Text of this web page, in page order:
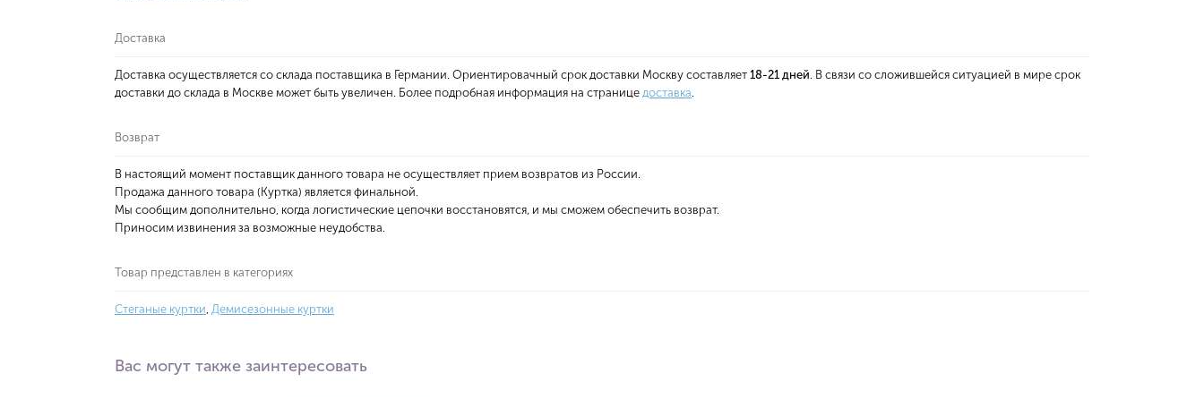
Доставка
Доставка осуществляется со склада поставщика в Германии. Ориентировачный срок доставки Москву составляет 18-21 дней. В связи со сложившейся ситуацией в мире срок
доставки до склада в Москве может быть увеличен. Более подробная информация на странице доставка.
Возврат
В настоящий момент поставщик данного товара не осуществляет прием возвратов из России.
Продажа данного товара (Куртка) является финальной.
Мы сообщим дополнительно, когда логистические цепочки восстановятся, и мы сможем обеспечить возврат.
Приносим извинения за возможные неудобства.
Товар представлен в категориях
Стеганые куртки, Демисезонные куртки
Вас могут также заинтересовать